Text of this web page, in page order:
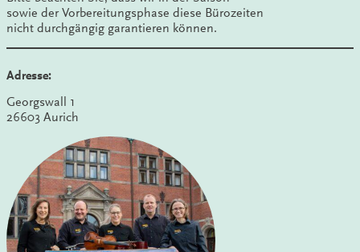
sowie der Vorbereitungsphase diese Bürozeiten
nicht durchgängig garantieren können.
Adresse:
Georgswall 1
26603 Aurich